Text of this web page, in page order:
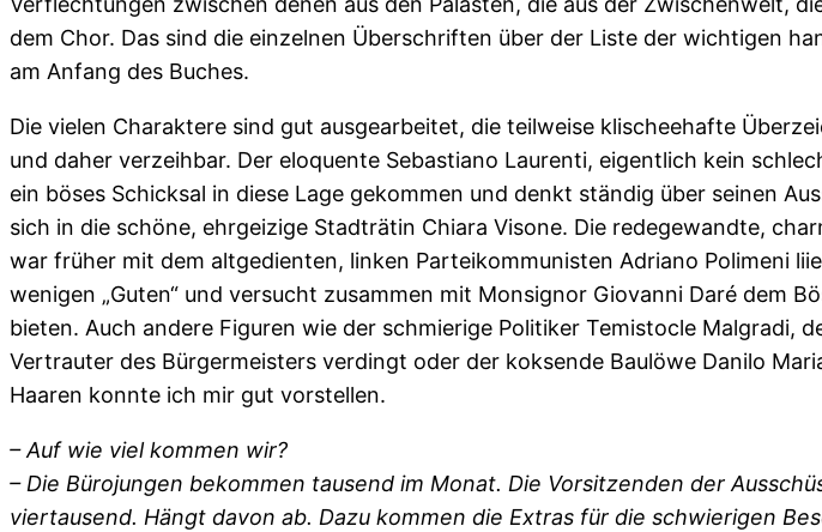
dem Chor. Das sind die einzelnen Überschriften über der Liste der wichtigen
am Anfang des Buches.
Die vielen Charaktere sind gut ausgearbeitet, die teilweise klischeehafte
und daher verzeihbar. Der eloquente Sebastiano Laurenti, eigentlich kein
ein böses Schicksal in diese Lage gekommen und denkt ständig über seinen
sich in die schöne, ehrgeizige Stadträtin Chiara Visone. Die redegewandte,
war früher mit dem altgedienten, linken Parteikommunisten Adriano Polimeni
wenigen „Guten“ und versucht zusammen mit Monsignor Giovanni Daré dem
bieten. Auch andere Figuren wie der schmierige Politiker Temistocle Malgradi,
Vertrauter des Bürgermeisters verdingt oder der koksende Baulöwe Danilo
Haaren konnte ich mir gut vorstellen.
– Auf wie viel kommen wir?
– Die Bürojungen bekommen tausend im Monat. Die Vorsitzenden der
viertausend. Hängt davon ab. Dazu kommen die Extras für die schwierigen